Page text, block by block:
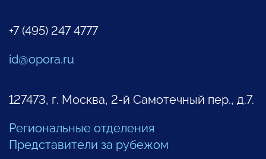
+7 (495) 247 4777
id@opora.ru
127473, г. Москва, 2-й Самотечный пер., д.7.
Региональные отделения
Представители за рубежом